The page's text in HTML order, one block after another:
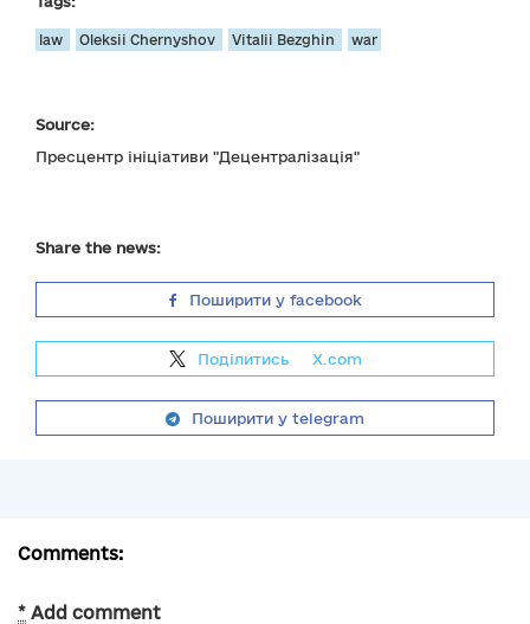
law Oleksii Chernyshov Vitalii Bezghin war
Source:
Пресцентр ініціативи "Децентралізація"
Share the news:
Поширити у facebook
Поділитись X.com
Поширити у telegram
Comments:
* Add comment